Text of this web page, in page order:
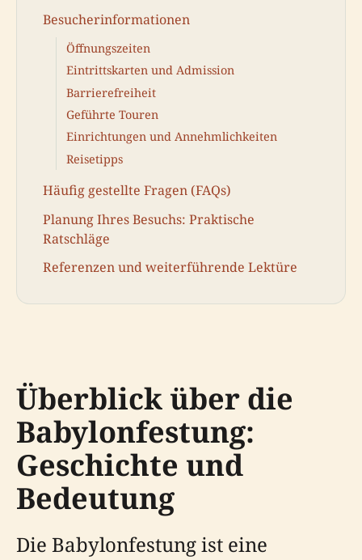
Besucherinformationen
Öffnungszeiten
Eintrittskarten und Admission
Barrierefreiheit
Geführte Touren
Einrichtungen und Annehmlichkeiten
Reisetipps
Häufig gestellte Fragen (FAQs)
Planung Ihres Besuchs: Praktische
Ratschläge
Referenzen und weiterführende Lektüre
Überblick über die
Babylonfestung:
Geschichte und
Bedeutung
Die Babylonfestung ist eine